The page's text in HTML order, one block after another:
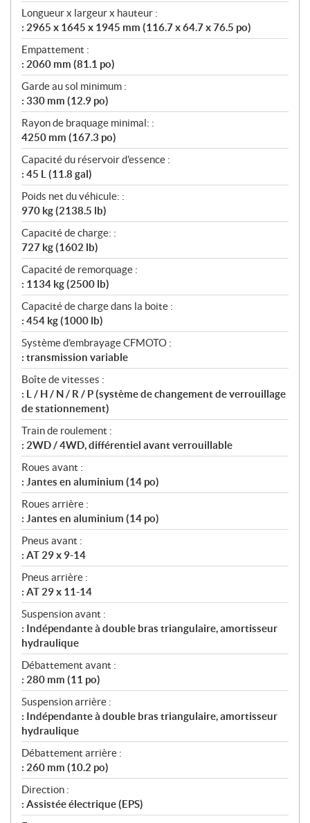
Longueur x largeur x hauteur :
: 2965 x 1645 x 1945 mm (116.7 x 64.7 x 76.5 po)
Empattement :
: 2060 mm (81.1 po)
Garde au sol minimum :
: 330 mm (12.9 po)
Rayon de braquage minimal: :
4250 mm (167.3 po)
Capacité du réservoir d'essence :
: 45 L (11.8 gal)
Poids net du véhicule: :
970 kg (2138.5 lb)
Capacité de charge: :
727 kg (1602 lb)
Capacité de remorquage :
: 1134 kg (2500 lb)
Capacité de charge dans la boite :
: 454 kg (1000 lb)
Système d’embrayage CFMOTO :
: transmission variable
Boîte de vitesses :
: L / H / N / R / P (système de changement de verrouillage
de stationnement)
Train de roulement :
: 2WD / 4WD, différentiel avant verrouillable
Roues avant :
: Jantes en aluminium (14 po)
Roues arrière :
: Jantes en aluminium (14 po)
Pneus avant :
: AT 29 x 9-14
Pneus arrière :
: AT 29 x 11-14
Suspension avant :
: Indépendante à double bras triangulaire, amortisseur
hydraulique
Débattement avant :
: 280 mm (11 po)
Suspension arrière :
: Indépendante à double bras triangulaire, amortisseur
hydraulique
Débattement arrière :
: 260 mm (10.2 po)
Direction :
: Assistée électrique (EPS)